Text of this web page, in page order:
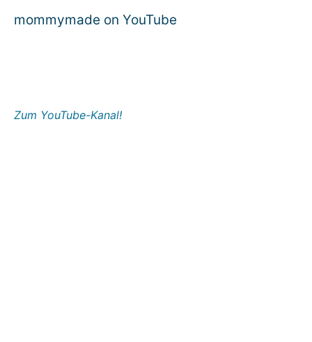
mommymade on YouTube
Zum YouTube-Kanal!